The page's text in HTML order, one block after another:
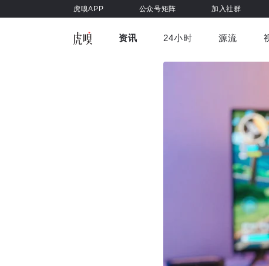
虎嗅APP 公众号矩阵 加入社群
资讯
车与出行
24小时 源流